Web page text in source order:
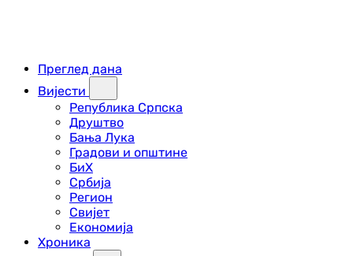
Преглед дана
Вијести
Република Српска
Друштво
Бања Лука
Градови и општине
БиХ
Србија
Регион
Свијет
Економија
Хроника